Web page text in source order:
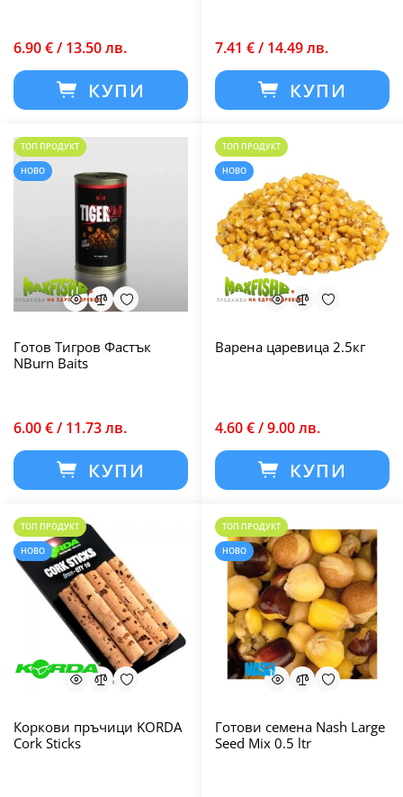
6.90 € / 13.50 лв.
КУПИ
7.41 € / 14.49 лв.
КУПИ
ТОП ПРОДУКТ
НОВО
Готов Тигров Фастък
NBurn Baits
6.00 € / 11.73 лв.
КУПИ
ТОП ПРОДУКТ
НОВО
Варена царевица 2.5кг
4.60 € / 9.00 лв.
КУПИ
ТОП ПРОДУКТ
НОВО
Коркови пръчици KORDA
Cork Sticks
ТОП ПРОДУКТ
НОВО
Готови семена Nash Large
Seed Mix 0.5 ltr